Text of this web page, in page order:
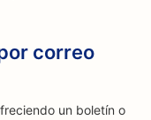
correo
un boletín o